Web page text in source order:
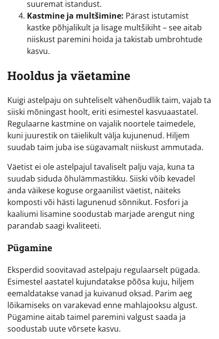
suuremat istandust.
Kastmine ja multšimine: Pärast istutamist
kastke põhjalikult ja lisage multšikiht – see aitab
niiskust paremini hoida ja takistab umbrohtude
kasvu.
Hooldus ja väetamine
Kuigi astelpaju on suhteliselt vähenõudlik taim, vajab ta
siiski mõningast hoolt, eriti esimestel kasvuaastatel.
Regulaarne kastmine on vajalik noortele taimedele,
kuni juurestik on täielikult välja kujunenud. Hiljem
suudab taim juba ise sügavamalt niiskust ammutada.
Väetist ei ole astelpajul tavaliselt palju vaja, kuna ta
suudab siduda õhulämmastikku. Siiski võib kevadel
anda väikese koguse orgaanilist väetist, näiteks
komposti või hästi lagunenud sõnnikut. Fosfori ja
kaaliumi lisamine soodustab marjade arengut ning
parandab saagi kvaliteeti.
Pügamine
Eksperdid soovitavad astelpaju regulaarselt pügada.
Esimestel aastatel kujundatakse põõsa kuju, hiljem
eemaldatakse vanad ja kuivanud oksad. Parim aeg
lõikamiseks on varakevad enne mahlajooksu algust.
Pügamine aitab taimel paremini valgust saada ja
soodustab uute võrsete kasvu.